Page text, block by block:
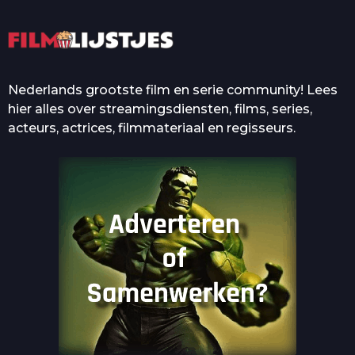
Nederlands grootste film en serie community! Lees
hier alles over streamingsdiensten, films, series,
acteurs, actrices, filmmateriaal en regisseurs.